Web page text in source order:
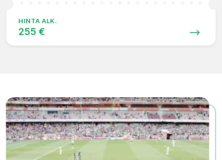
HINTA ALK.
255 €